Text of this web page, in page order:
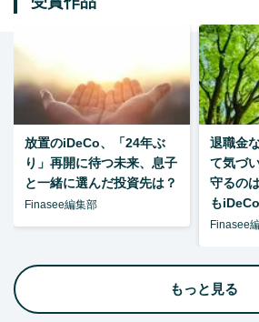
放置のiDeCo、「24年ぶ
り」再開に待つ未来、息子
と一緒に選んだ投資先は？
Finasee編集部
退職金
て気づ
守るの
も
Finasee
もっと見る